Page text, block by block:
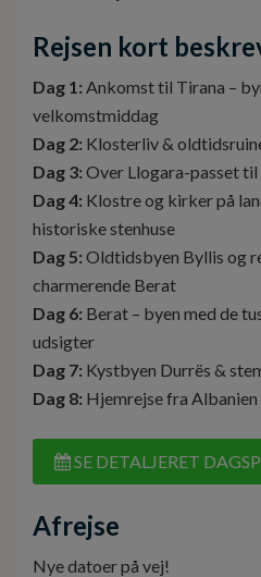
Rejsen kort
Dag 1: Ankomst til Tirana –
velkomstmiddag
Dag 2: Klosterliv &
Dag 3: Over Llogara-passet
Dag 4: Klostre og kirker på
historiske stenhuse
Dag 5: Oldtidsbyen Byllis og
charmerende Berat
Dag 6: Berat – byen med de
udsigter
Dag 7: Kystbyen Durrës &
Dag 8: Hjemrejse fra
SE DETALJERET
Afrejse
Nye datoer på vej!